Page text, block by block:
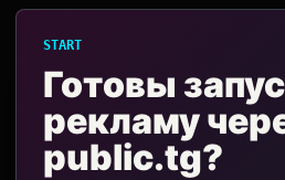
START
Готовы
рекламу
public.tg?